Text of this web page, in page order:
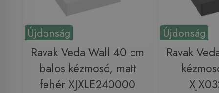
Újdonság
Ravak Veda Wall 40 cm
balos kézmosó, matt
fehér XJXLE240000
Újdonság
Ravak